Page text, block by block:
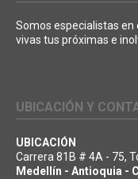
Somos especialistas en
vivas tus próximas e
UBICACIÓN Y
UBICACIÓN
Carrera 81B # 4A - 75,
Medellín - Antioquia -